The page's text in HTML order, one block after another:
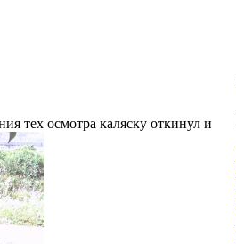
тех осмотра каляску откинул и